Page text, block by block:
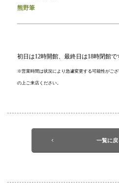
熊野筆
初日は12時開館、最終日は18時閉館で
※営業時間は状況により急遽変更する可能性がご
の上ご来店ください。
一覧に戻